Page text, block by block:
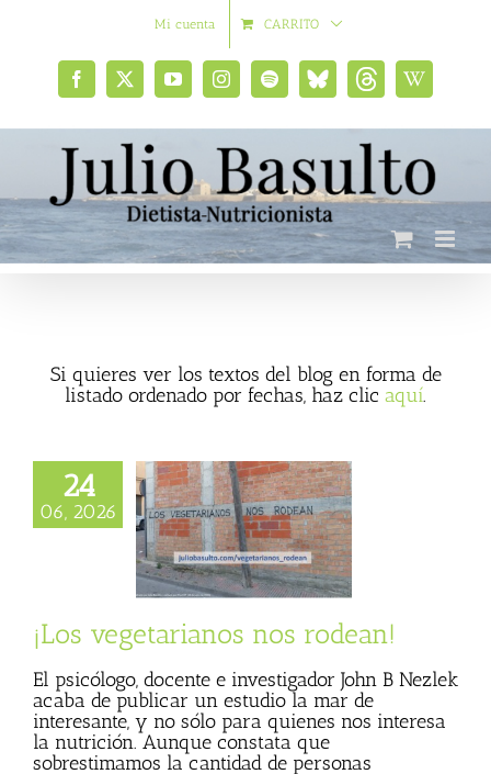
Mi cuenta CARRITO
Facebook
X YouTubeInstagramSpotifyBluesky
social
ThreadsWikipedia
Si quieres ver los textos del blog en forma de
listado ordenado por fechas, haz clic aquí.
24
06, 2026
nos
rodean!
Cáceres Julio
Basulto¡Los vegetarianos nos rodean!
El psicólogo, docente e investigador John B Nezlek
acaba de publicar un estudio la mar de
interesante, y no sólo para quienes nos interesa
la nutrición. Aunque constata que
sobrestimamos la cantidad de personas